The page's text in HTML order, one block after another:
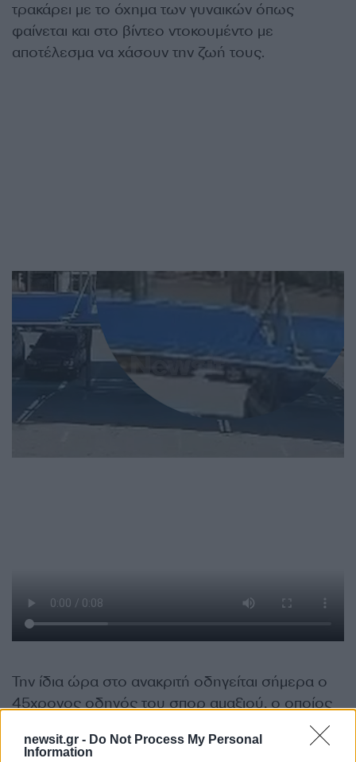
newsit.gr - Do Not Process My Personal
Information
τρακάρει με το όχημα των γυναικών όπως
φαίνεται και στο βίντεο ντοκουμέντο με
αποτέλεσμα να χάσουν την ζωή τους.
Την ίδια ώρα στο ανακριτή οδηγείται σήμερα ο
45χρονος οδηγός του σπορ αμαξιού, ο οποίος
είχε πάρει προθεσμία για να απολογηθεί και του
έχουν ασκηθεί δύο ποινικές διώξεις